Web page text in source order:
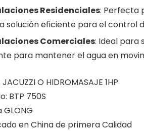
Residenciales: Perfecta
solución eficiente para el control
Comerciales: Ideal para
para mantener el agua en
O HIDROMASAJE 1HP
BTP 750S
GLONG
en China de primera Calidad